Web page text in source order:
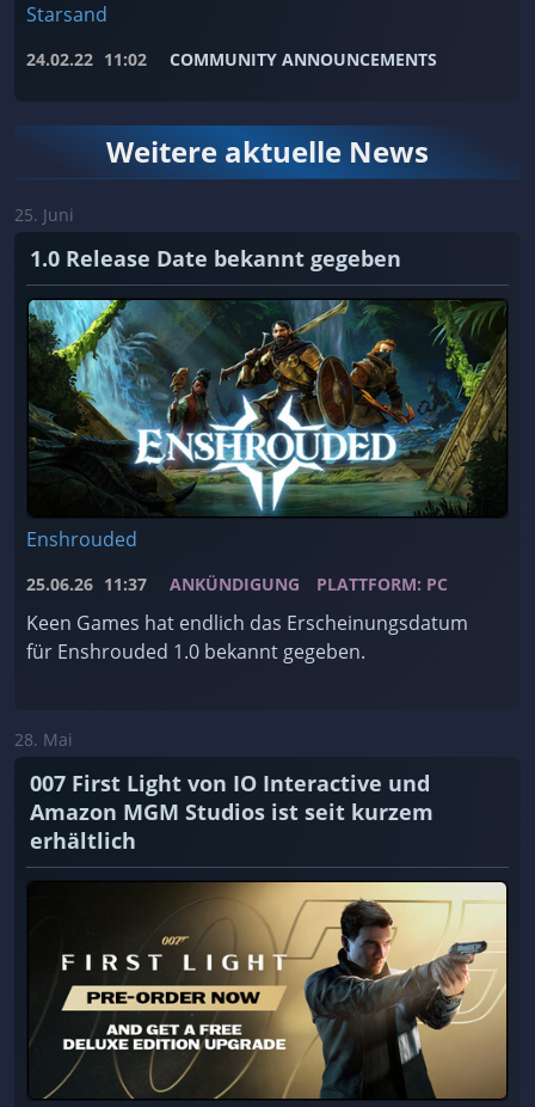
Starsand
24.02.22 11:02 COMMUNITY ANNOUNCEMENTS
Weitere aktuelle News
25. Juni
1.0 Release Date bekannt gegeben
Enshrouded
25.06.26 11:37 ANKÜNDIGUNG PLATTFORM: PC
Keen Games hat endlich das Erscheinungsdatum
für Enshrouded 1.0 bekannt gegeben.
28. Mai
007 First Light von IO Interactive und
Amazon MGM Studios ist seit kurzem
erhältlich